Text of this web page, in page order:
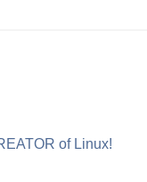
of Linux!